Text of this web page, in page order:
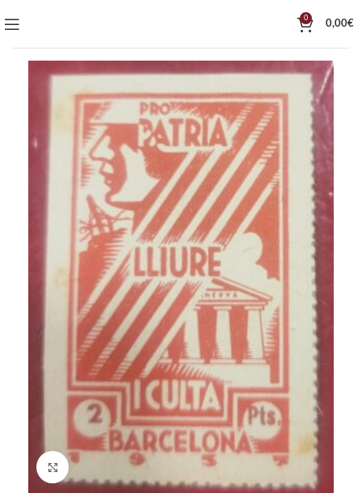
0
0,00€
Click to enlarge